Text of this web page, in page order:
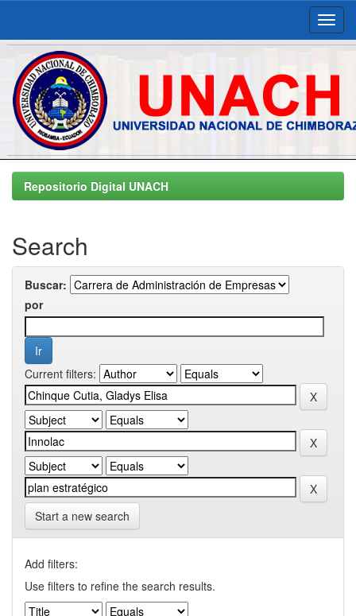
Skip
navigationRepositorio Digital UNACH
Search
Buscar:
por
Current filters:
Start a new search
Add filters:
Use filters to refine the search results.